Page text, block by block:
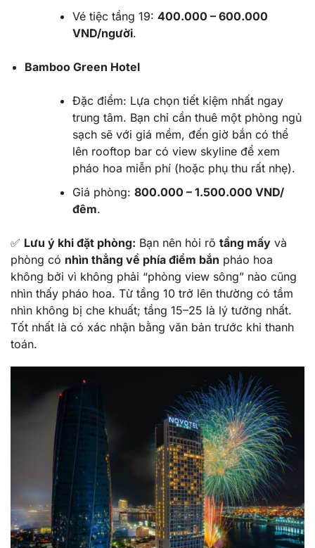
Vé tiệc tầng 19: 400.000 – 600.000
VND/người.
Bamboo Green Hotel
Đặc điểm: Lựa chọn tiết kiệm nhất ngay
trung tâm. Bạn chỉ cần thuê một phòng ngủ
sạch sẽ với giá mềm, đến giờ bắn có thể
lên rooftop bar có view skyline để xem
pháo hoa miễn phí (hoặc phụ thu rất nhẹ).
Giá phòng: 800.000 – 1.500.000 VND/
đêm.
✅ Lưu ý khi đặt phòng: Bạn nên hỏi rõ tầng mấy và
phòng có nhìn thẳng về phía điểm bắn pháo hoa
không bởi vì không phải “phòng view sông” nào cũng
nhìn thấy pháo hoa. Từ tầng 10 trở lên thường có tầm
nhìn không bị che khuất; tầng 15–25 là lý tưởng nhất.
Tốt nhất là có xác nhận bằng văn bản trước khi thanh
toán.